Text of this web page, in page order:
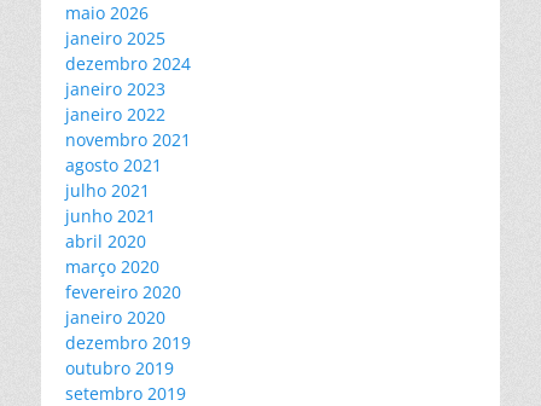
maio 2026
janeiro 2025
dezembro 2024
janeiro 2023
janeiro 2022
novembro 2021
agosto 2021
julho 2021
junho 2021
abril 2020
março 2020
fevereiro 2020
janeiro 2020
dezembro 2019
outubro 2019
setembro 2019